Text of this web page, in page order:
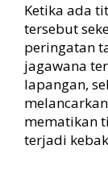
Ketika ada
tersebut
peringatan
jagawana
lapangan,
mematikan
terjadi